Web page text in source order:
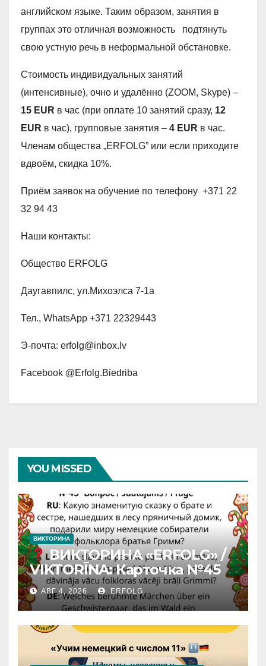
английском языке. Таким образом, занятия в
группах это отличная возможность подтянуть
свою устную речь в неформальной обстановке.
Стоимость индивидуальных занятий
(интенсивные), очно и удалённо (ZOOM, Skype) –
15 EUR в час (при оплате 10 занятий сразу, 12
EUR в час), групповые занятия – 4 EUR в час.
Членам общества „ERFOLG” или если приходите
вдвоём, скидка 10%.
Приём заявок на обучение по телефону +371 22
32 94 43
Наши контакты:
Общество ERFOLG
Даугавпилс, ул.Михоэлса 7-1а
Тел., WhatsApp +371 22329443
Э-почта: erfolg@inbox.lv
Facebook @Erfolg.Biedriba
YOU MISSED
ВИКТОРИНА
ВИКТОРИНА «ERFOLG» /
VIKTORĪNA: Карточка №45
АВГ 4, 2026 ERFOLG